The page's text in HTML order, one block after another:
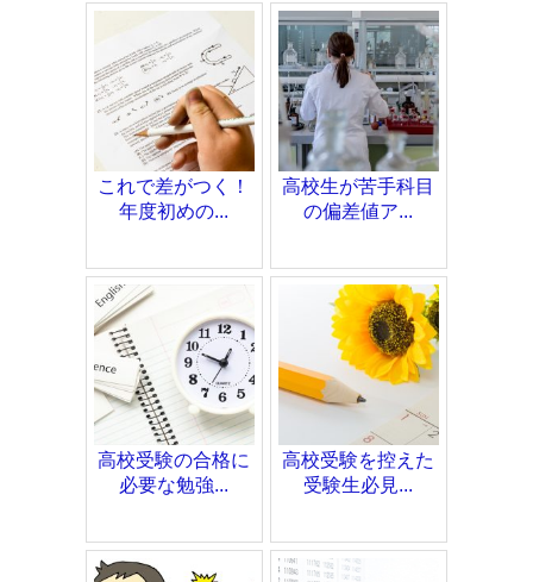
これで差がつく！
年度初めの...
高校生が苦手科目
の偏差値ア...
高校受験の合格に
必要な勉強...
高校受験を控えた
受験生必見...